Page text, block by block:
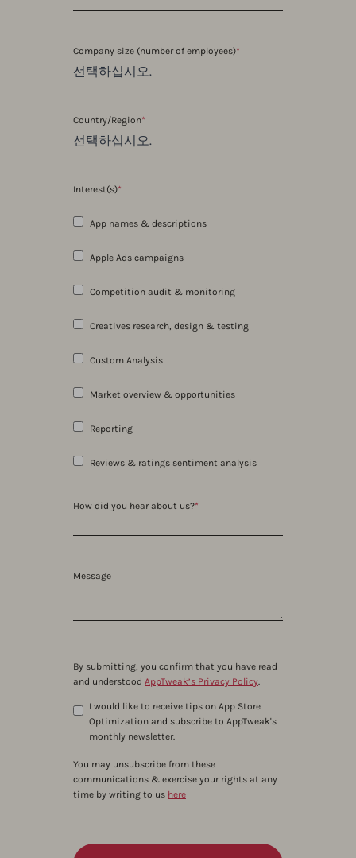
Company size (number of employees)*
Country/Region*
Interest(s)*
App names & descriptions
Apple Ads campaigns
Competition audit & monitoring
Creatives research, design & testing
Custom Analysis
Market overview & opportunities
Reporting
Reviews & ratings sentiment analysis
How did you hear about us?*
Message
By submitting, you confirm that you have read
and understood AppTweak’s Privacy Policy.
I would like to receive tips on App Store
Optimization and subscribe to AppTweak's
monthly newsletter.
You may unsubscribe from these
communications & exercise your rights at any
time by writing to us here